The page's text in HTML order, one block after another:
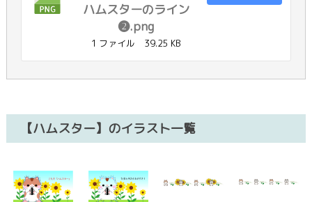
ハムスターのライン
❷.png
1 ファイル 39.25 KB
【ハムスター】のイラスト一覧